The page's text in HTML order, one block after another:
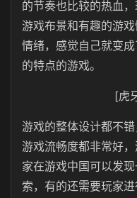
的节奏也比较的热血
游戏布景和有趣的游
情绪，感觉自己就变
的特点的游戏。
[虎
游戏的整体设计都不
游戏流畅度都非常好
家在游戏中国可以发
索，有的还需要玩家